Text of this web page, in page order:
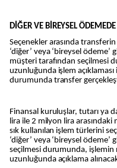
DİĞER VE BİREYSEL
Seçenekler arasında
‘diğer’ veya ‘bireysel ödeme’
müşteri tarafından seçilmesi
uzunluğunda işlem açıklaması
durumunda transfer
Finansal kuruluşlar, tutarı ya
lira ile 2 milyon lira
sık kullanılan işlem türlerini
‘diğer’ veya ‘bireysel
seçilmesi durumunda, işlemin
uzunluğunda açıklama